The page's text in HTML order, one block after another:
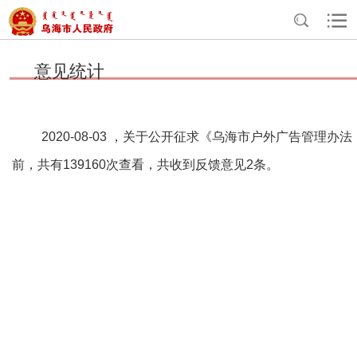
首页>互动交流 > 民意征集
意见统计
2020-08-03 ，关于公开征求《乌海市户外广告管理办
前，共有139160次查看，共收到反馈意见2条。